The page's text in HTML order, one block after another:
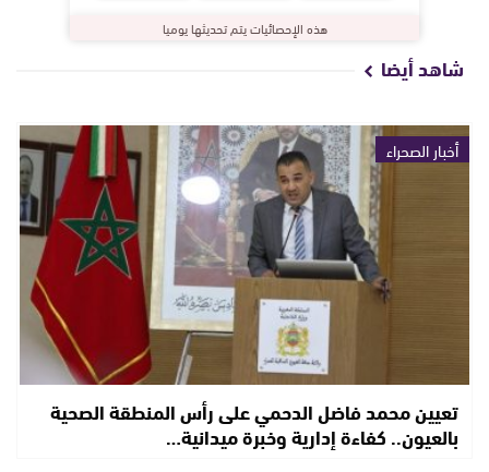
هذه الإحصائيات يتم تحديثها يوميا
شاهد أيضا
أخبار الصحراء
تعيين محمد فاضل الدحمي على رأس المنطقة الصحية
بالعيون.. كفاءة إدارية وخبرة ميدانية…